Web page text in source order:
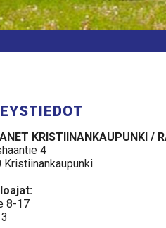
KRISTIINANKAUPUNKI /
4
Kristiinankaupunki
8-17